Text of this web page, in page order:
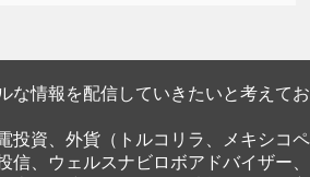
な情報を配信していきたいと考えてお
投資、外貨（トルコリラ、メキシコペ
信、ウェルスナビロボアドバイザー、